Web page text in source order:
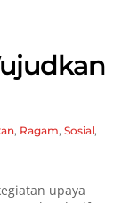
, Ragam, Sosial,
upaya